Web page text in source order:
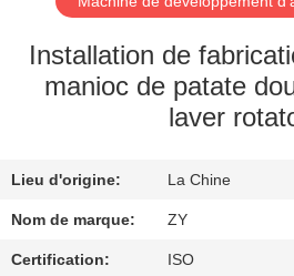
VISITE
D'USINE
DE
QUALITÉ
Installation de
manioc de patate
laver
Lieu d'origine: La Chine
Nom de marque: ZY
Certification: ISO